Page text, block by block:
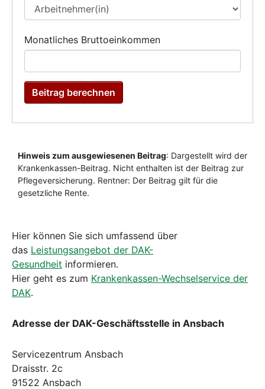
Hier können Sie sich umfassend über
das Leistungsangebot der DAK-
Gesundheit informieren.
​Hier geht es zum Krankenkassen-Wechselservice der
DAK.
Adresse der DAK-Geschäftsstelle in Ansbach
Servicezentrum Ansbach
Draisstr. 2c
91522 Ansbach